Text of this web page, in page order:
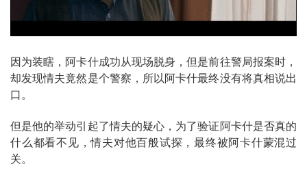
因为装瞎，阿卡什成功从现场脱身，但是前往警局报案时，
却发现情夫竟然是个警察，所以阿卡什最终没有将真相说出
口。
但是他的举动引起了情夫的疑心，为了验证阿卡什是否真的
什么都看不见，情夫对他百般试探，最终被阿卡什蒙混过
关。